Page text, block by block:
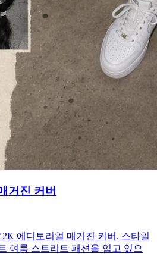
거진 커버
에디토리얼 매거진 커버. 스타일
여름 스트리트 패션을 입고 있으